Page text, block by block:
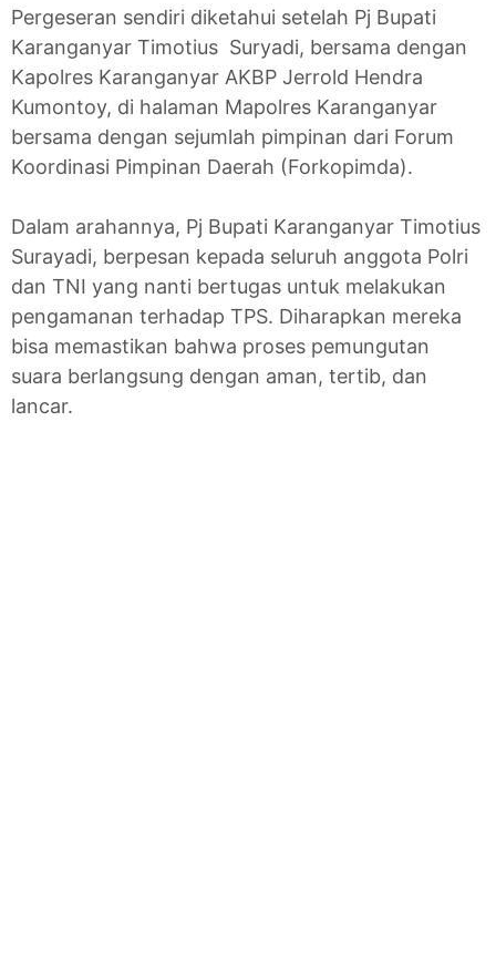
Pergeseran sendiri diketahui setelah Pj Bupati
Karanganyar Timotius Suryadi, bersama dengan
Kapolres Karanganyar AKBP Jerrold Hendra
Kumontoy, di halaman Mapolres Karanganyar
bersama dengan sejumlah pimpinan dari Forum
Koordinasi Pimpinan Daerah (Forkopimda).
Dalam arahannya, Pj Bupati Karanganyar Timotius
Surayadi, berpesan kepada seluruh anggota Polri
dan TNI yang nanti bertugas untuk melakukan
pengamanan terhadap TPS. Diharapkan mereka
bisa memastikan bahwa proses pemungutan
suara berlangsung dengan aman, tertib, dan
lancar.